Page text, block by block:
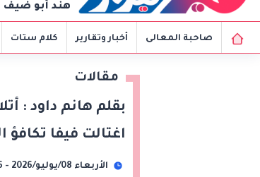
هند أبو ضيف
صاحبة المعالى أخبار وتقارير كلام ستات
مقالات
بقلم هانم داود :
اغتالت فيفا
الأربعاء 08/يوليو/2026 - 03:16 م